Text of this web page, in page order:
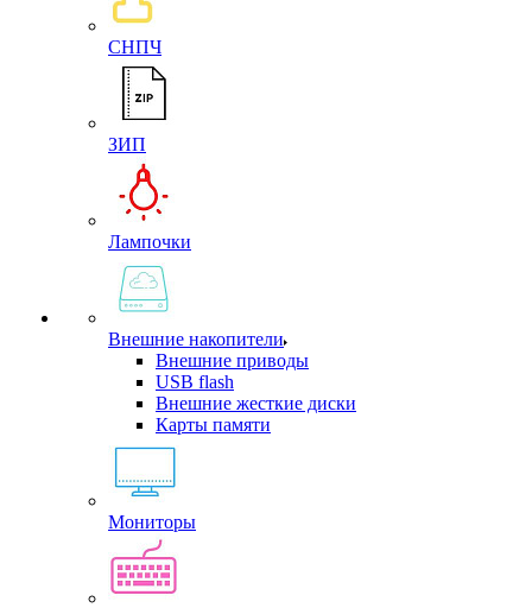
СНПЧ
ЗИП
Лампочки
Внешние накопители
Внешние приводы
USB flash
Внешние жесткие диски
Карты памяти
Мониторы